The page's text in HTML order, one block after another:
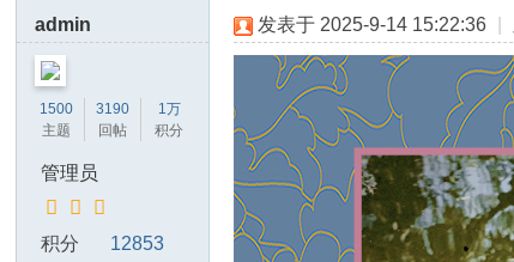
科
技
admin
1500
主题
3190
回帖
1万
积分
管理员
积分 12853
发表于 2025-9-14 15:22:36